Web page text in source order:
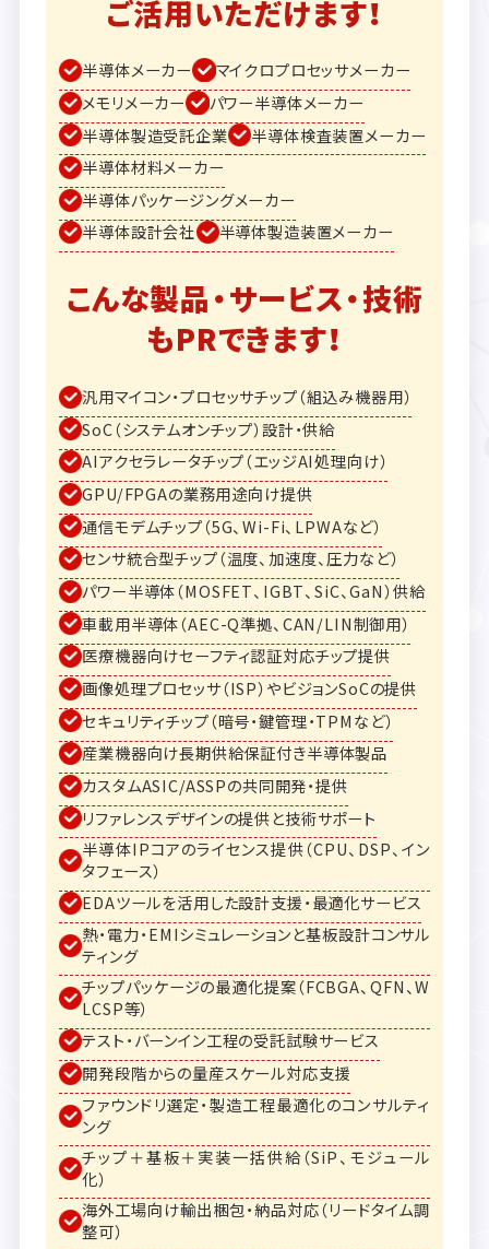
ご活用いただけます！
半導体メーカー
マイクロプロセッサメーカー
メモリメーカー
パワー半導体メーカー
半導体製造受託企業
半導体検査装置メーカー
半導体材料メーカー
半導体パッケージングメーカー
半導体設計会社
半導体製造装置メーカー
こんな製品・サービス・技術
もPRできます！
汎用マイコン・プロセッサチップ（組込み機器用）
SoC（システムオンチップ）設計・供給
AIアクセラレータチップ（エッジAI処理向け）
GPU/FPGAの業務用途向け提供
通信モデムチップ（5G、Wi-Fi、LPWAなど）
センサ統合型チップ（温度、加速度、圧力など）
パワー半導体（MOSFET、IGBT、SiC、GaN）供給
車載用半導体（AEC-Q準拠、CAN/LIN制御用）
医療機器向けセーフティ認証対応チップ提供
画像処理プロセッサ（ISP）やビジョンSoCの提供
セキュリティチップ（暗号・鍵管理・TPMなど）
産業機器向け長期供給保証付き半導体製品
カスタムASIC/ASSPの共同開発・提供
リファレンスデザインの提供と技術サポート
半導体IPコアのライセンス提供（CPU、DSP、イン
タフェース）
EDAツールを活用した設計支援・最適化サービス
熱・電力・EMIシミュレーションと基板設計コンサル
ティング
チップパッケージの最適化提案（FCBGA、QFN、W
LCSP等）
テスト・バーンイン工程の受託試験サービス
開発段階からの量産スケール対応支援
ファウンドリ選定・製造工程最適化のコンサルティ
ング
チップ＋基板＋実装一括供給（SiP、モジュール
化）
海外工場向け輸出梱包・納品対応（リードタイム調
整可）